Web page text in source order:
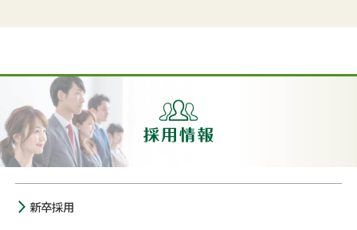
新卒採用